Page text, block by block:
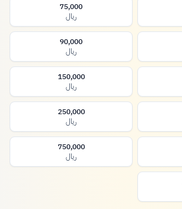
75,000
ريال
90,000
ريال
150,000
ريال
250,000
ريال
750,000
ريال